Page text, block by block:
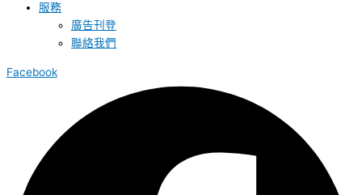
服務
廣告刊登
聯絡我們
Facebook